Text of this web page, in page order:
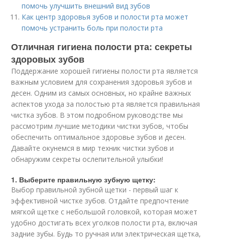
помочь улучшить внешний вид зубов
Как центр здоровья зубов и полости рта может
помочь устранить боль при полости рта
Отличная гигиена полости рта: секреты
здоровых зубов
Поддержание хорошей гигиены полости рта является
важным условием для сохранения здоровья зубов и
десен. Одним из самых основных, но крайне важных
аспектов ухода за полостью рта является правильная
чистка зубов. В этом подробном руководстве мы
рассмотрим лучшие методики чистки зубов, чтобы
обеспечить оптимальное здоровье зубов и десен.
Давайте окунемся в мир техник чистки зубов и
обнаружим секреты ослепительной улыбки!
1. Выберите правильную зубную щетку:
Выбор правильной зубной щетки - первый шаг к
эффективной чистке зубов. Отдайте предпочтение
мягкой щетке с небольшой головкой, которая может
удобно достигать всех уголков полости рта, включая
задние зубы. Будь то ручная или электрическая щетка,